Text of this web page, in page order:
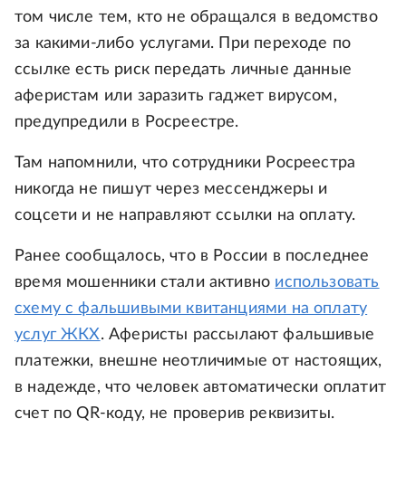
том числе тем, кто не обращался в ведомство
за какими-либо услугами. При переходе по
ссылке есть риск передать личные данные
аферистам или заразить гаджет вирусом,
предупредили в Росреестре.
Там напомнили, что сотрудники Росреестра
никогда не пишут через мессенджеры и
соцсети и не направляют ссылки на оплату.
Ранее сообщалось, что в России в последнее
время мошенники стали активно использовать
схему с фальшивыми квитанциями на оплату
услуг ЖКХ. Аферисты рассылают фальшивые
платежки, внешне неотличимые от настоящих,
в надежде, что человек автоматически оплатит
счет по QR-коду, не проверив реквизиты.